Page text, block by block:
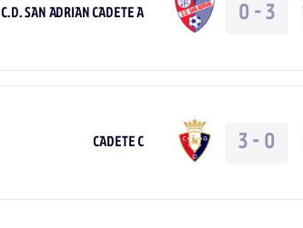
C.D. SAN ADRIAN CADETE A 0 -3
CADETE C 3 - 0